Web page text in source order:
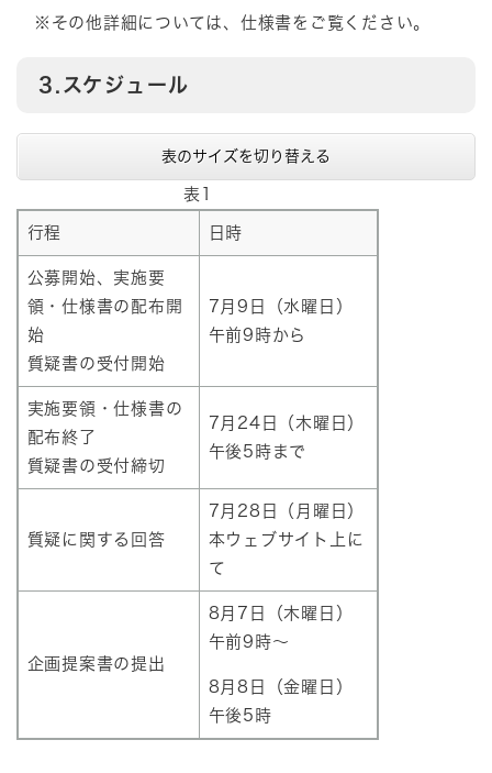
※その他詳細については、仕様書をご覧ください。
3.スケジュール
表のサイズを切り替える
表1
行程 日時
公募開始、実施要
領・仕様書の配布開
始
質疑書の受付開始
7月9日（水曜日）
午前9時から
実施要領・仕様書の
配布終了
質疑書の受付締切
7月24日（木曜日）
午後5時まで
質疑に関する回答
7月28日（月曜日）
本ウェブサイト上に
て
企画提案書の提出
8月7日（木曜日）
午前9時～
8月8日（金曜日）
午後5時